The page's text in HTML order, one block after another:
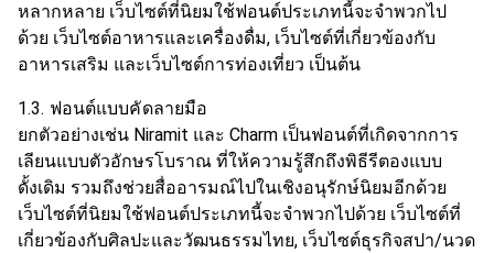
หลากหลาย เว็บไซต์ที่นิยมใช้ฟอนต์ประเภทนี้จะจำพวกไป
ด้วย เว็บไซต์อาหารและเครื่องดื่ม, เว็บไซต์ที่เกี่ยวข้องกับ
อาหารเสริม และเว็บไซต์การท่องเที่ยว เป็นต้น
1.3. ฟอนต์แบบคัดลายมือ
ยกตัวอย่างเช่น Niramit และ Charm เป็นฟอนต์ที่เกิดจากการ
เลียนแบบตัวอักษรโบราณ ที่ให้ความรู้สึกถึงพิธีรีตองแบบ
ดั้งเดิม รวมถึงช่วยสื่ออารมณ์ไปในเชิงอนุรักษ์นิยมอีกด้วย
เว็บไซต์ที่นิยมใช้ฟอนต์ประเภทนี้จะจำพวกไปด้วย เว็บไซต์ที่
เกี่ยวข้องกับศิลปะและวัฒนธรรมไทย, เว็บไซต์ธุรกิจสปา/นวด